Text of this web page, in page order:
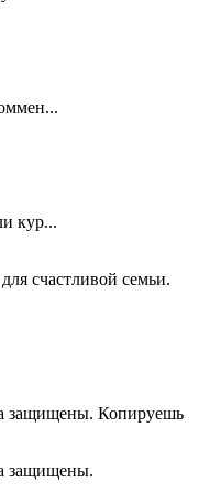
кур...
счастливой семьи.
защищены. Копируешь
защищены.